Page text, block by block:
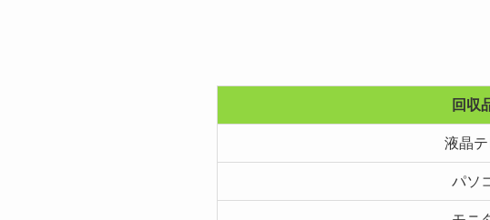
回収
液晶
パソ